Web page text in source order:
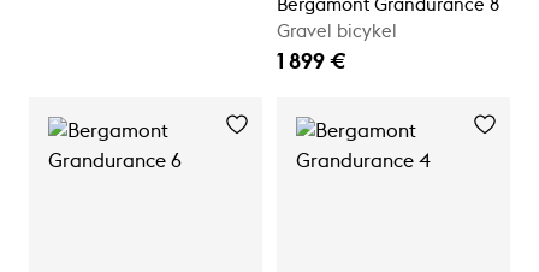
Bergamont Grandurance 8
Gravel bicykel
1 899 €